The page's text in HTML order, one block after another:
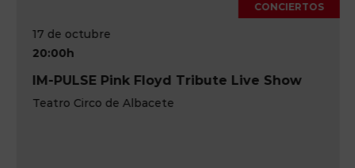
17 de octubre
20:00h
IM-PULSE Pink Floyd Tribute Live Show
Teatro Circo de Albacete
CONCIERTOS